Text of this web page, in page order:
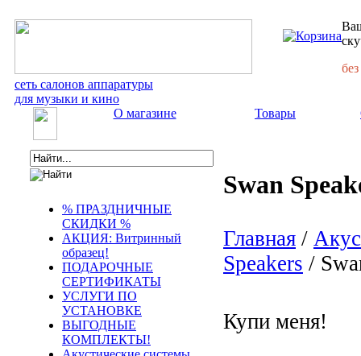
сеть салонов аппаратуры
для музыки и кино
О магазине Товары
% ПРАЗДНИЧНЫЕ
СКИДКИ %
АКЦИЯ: Витринный
образец!
ПОДАРОЧНЫЕ
СЕРТИФИКАТЫ
УСЛУГИ ПО
УСТАНОВКЕ
ВЫГОДНЫЕ
КОМПЛЕКТЫ!
Swan
Главная /
Speakers /
Купи меня!